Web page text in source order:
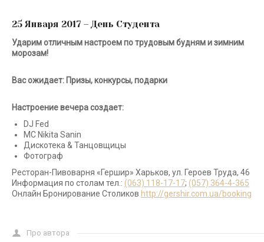
25 Января 2017 – День Студента
Ударим отличным настроем по трудовым будням и зимним
морозам!
Вас ожидает: Призы, конкурсы, подарки
Настроение вечера создает:
DJ Fed
МС Nikita Sanin
Дискотека & Танцовщицы
Фотограф
Ресторан-Пивоварня «Гершир» Харьков, ул. Героев Труда, 46
Информация по столам тел.: (063) 118-17-17; (057) 364-4-365
Онлайн Бронирование Столиков http://gershir.com.ua/booking
Про автора